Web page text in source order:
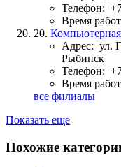
Телефон:
Время
20.
Адрес: ул.
Рыбинск
Телефон:
Время
все филиалы
Показать еще
Похожие